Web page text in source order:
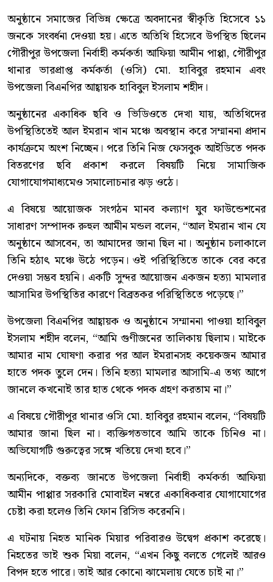
অনুষ্ঠানে সমাজের বিভিন্ন ক্ষেত্রে অবদানের স্বীকৃতি হিসেবে ১১
জনকে সংবর্ধনা দেওয়া হয়। এতে অতিথি হিসেবে উপস্থিত ছিলেন
গৌরীপুর উপজেলা নির্বাহী কর্মকর্তা আফিয়া আমীন পাপ্পা, গৌরীপুর
থানার ভারপ্রাপ্ত কর্মকর্তা (ওসি) মো. হাবিবুর রহমান এবং
উপজেলা বিএনপির আহ্বায়ক হাবিবুল ইসলাম শহীদ।
অনুষ্ঠানের একাধিক ছবি ও ভিডিওতে দেখা যায়, অতিথিদের
উপস্থিতিতেই আল ইমরান খান মঞ্চে অবস্থান করে সম্মাননা প্রদান
কার্যক্রমে অংশ নিচ্ছেন। পরে তিনি নিজ ফেসবুক আইডিতে পদক
বিতরণের ছবি প্রকাশ করলে বিষয়টি নিয়ে সামাজিক
যোগাযোগমাধ্যমেও সমালোচনার ঝড় ওঠে।
এ বিষয়ে আয়োজক সংগঠন মানব কল্যাণ যুব ফাউন্ডেশনের
সাধারণ সম্পাদক রুহুল আমীন মন্ডল বলেন, “আল ইমরান খান যে
অনুষ্ঠানে আসবেন, তা আমাদের জানা ছিল না। অনুষ্ঠান চলাকালে
তিনি হঠাৎ মঞ্চে উঠে পড়েন। ওই পরিস্থিতিতে তাকে বের করে
দেওয়া সম্ভব হয়নি। একটি সুন্দর আয়োজন একজন হত্যা মামলার
আসামির উপস্থিতির কারণে বিব্রতকর পরিস্থিতিতে পড়েছে।”
উপজেলা বিএনপির আহ্বায়ক ও অনুষ্ঠানে সম্মাননা পাওয়া হাবিবুল
ইসলাম শহীদ বলেন, “আমি গুণীজনের তালিকায় ছিলাম। মাইকে
আমার নাম ঘোষণা করার পর আল ইমরানসহ কয়েকজন আমার
হাতে পদক তুলে দেন। তিনি হত্যা মামলার আসামি-এ তথ্য আগে
জানলে কখনোই তার হাত থেকে পদক গ্রহণ করতাম না।”
এ বিষয়ে গৌরীপুর থানার ওসি মো. হাবিবুর রহমান বলেন, “বিষয়টি
আমার জানা ছিল না। ব্যক্তিগতভাবে আমি তাকে চিনিও না।
অভিযোগটি গুরুত্বের সঙ্গে খতিয়ে দেখা হবে।”
অন্যদিকে, বক্তব্য জানতে উপজেলা নির্বাহী কর্মকর্তা আফিয়া
আমীন পাপ্পার সরকারি মোবাইল নম্বরে একাধিকবার যোগাযোগের
চেষ্টা করা হলেও তিনি ফোন রিসিভ করেননি।
এ ঘটনায় নিহত মানিক মিয়ার পরিবারও উদ্বেগ প্রকাশ করেছে।
নিহতের ভাই শুক মিয়া বলেন, “এখন কিছু বলতে গেলেই আরও
বিপদ হতে পারে। তাই আর কোনো ঝামেলায় যেতে চাই না।”